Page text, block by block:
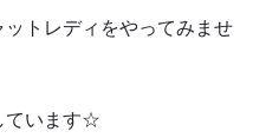
トレディをやってみませ
ています☆